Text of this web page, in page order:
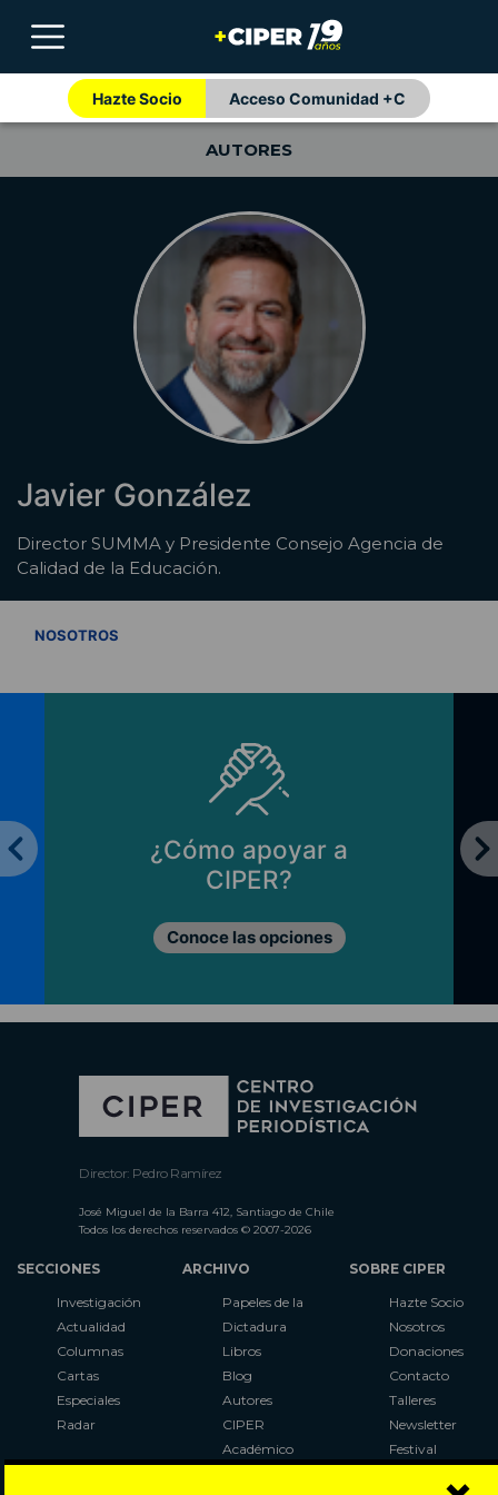
Hazte Socio Acceso Comunidad +C
AUTORES
Javier González
Director SUMMA y Presidente Consejo Agencia de
Calidad de la Educación.
NOSOTROS
¿Cómo apoyar a
CIPER?
Conoce las opciones
Director: Pedro Ramírez
José Miguel de la Barra 412, Santiago de Chile
Todos los derechos reservados © 2007-2026
SECCIONES
Investigación
Actualidad
Columnas
Cartas
Especiales
Radar
ARCHIVO
Papeles de la
Dictadura
Libros
Blog
Autores
CIPER
Académico
SOBRE CIPER
Hazte Socio
Nosotros
Donaciones
Contacto
Talleres
Newsletter
Festival